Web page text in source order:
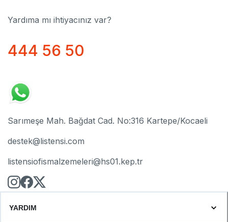
Yardıma mı ihtiyacınız var?
444 56 50
Sarımeşe Mah. Bağdat Cad. No:316 Kartepe/Kocaeli
destek@listensi.com
listensiofismalzemeleri@hs01.kep.tr
YARDIM